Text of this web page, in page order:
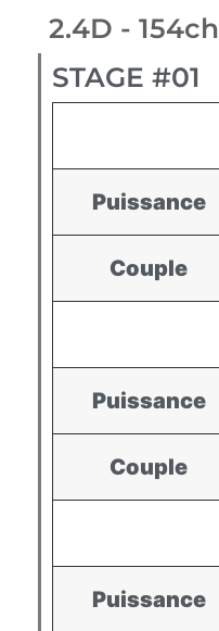
2.4D - 154ch
STAGE #01
Puissance
Couple
Puissance
Couple
Puissance